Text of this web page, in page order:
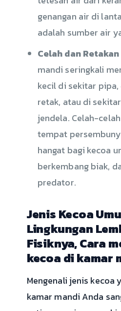
genangan air di
adalah sumber air
Celah dan
mandi seringkali
kecil di sekitar
retak, atau di
jendela. Celah-
tempat
hangat bagi kecoa
berkembang biak,
predator.
Jenis Kecoa
Lingkungan
Fisiknya, Cara
kecoa di kamar
Mengenali jenis kecoa
kamar mandi Anda